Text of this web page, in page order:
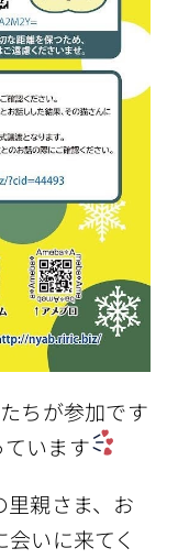
ちが参加です
います
親さま、お
いに来てく